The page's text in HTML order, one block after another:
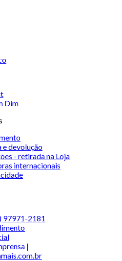
Dim
devolução
- retirada na Loja
internacionais
97971-2181
|